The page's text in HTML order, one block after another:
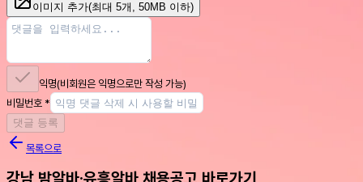
이미지 추가(최대 5개, 50MB 이하)
익명(비회원은 익명으로만 작성 가능)
비밀번호 *
댓글 등록
목록으로
강남 밤알바·유흥알바 채용공고 바로가기